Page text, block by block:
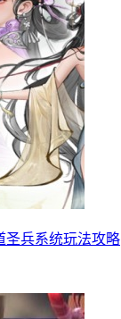
圣兵系统玩法攻略